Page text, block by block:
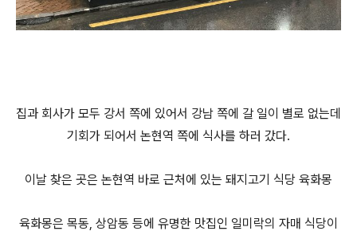
집과 회사가 모두 강서 쪽에 있어서 강남 쪽에 갈 일이 별로 없는데
기회가 되어서 논현역 쪽에 식사를 하러 갔다.
이날 찾은 곳은 논현역 바로 근처에 있는 돼지고기 식당 육화몽
육화몽은 목동, 상암동 등에 유명한 맛집인 일미락의 자매 식당이